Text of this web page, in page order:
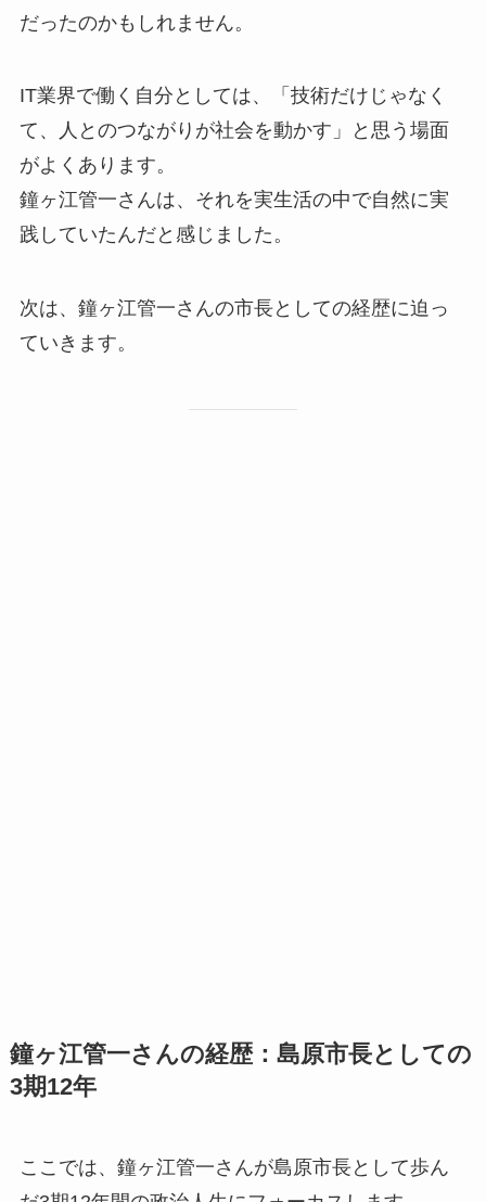
だったのかもしれません。
IT業界で働く自分としては、「技術だけじゃなく
て、人とのつながりが社会を動かす」と思う場面
がよくあります。
鐘ヶ江管一さんは、それを実生活の中で自然に実
践していたんだと感じました。
次は、鐘ヶ江管一さんの市長としての経歴に迫っ
ていきます。
鐘ヶ江管一さんの経歴：島原市長としての
3期12年
ここでは、鐘ヶ江管一さんが島原市長として歩ん